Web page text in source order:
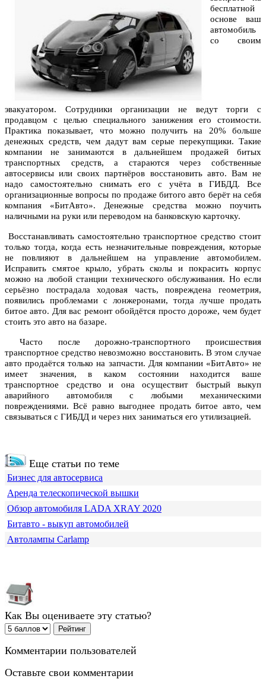
бесплатной
основе ваш
автомобиль
со своим
эвакуатором. Сотрудники организации не ведут торги с
продавцом с целью специального занижения его стоимости.
Практика показывает, что можно получить на 20% больше
денежных средств, чем дадут вам серые перекупщики. Такие
компании не занимаются в дальнейшем продажей битых
транспортных средств, а стараются через собственные
автосервисы или своих партнёров восстановить авто. Вам не
надо самостоятельно снимать его с учёта в ГИБДД. Все
организационные вопросы по продаже битого авто берёт на себя
компания «БитАвто». Денежные средства можно поучить
наличными на руки или переводом на банковскую карточку.
Восстанавливать самостоятельно транспортное средство стоит
только тогда, когда есть незначительные повреждения, которые
не повлияют в дальнейшем на управление автомобилем.
Исправить смятое крыло, убрать сколы и покрасить корпус
можно на любой станции технического обслуживания. Но если
серьёзно пострадала ходовая часть, повреждена геометрия,
появились проблемами с лонжеронами, тогда лучше продать
битое авто. Для вас ремонт обойдётся просто дороже, чем будет
стоить это авто на базаре.
Часто после дорожно-транспортного происшествия
транспортное средство невозможно восстановить. В этом случае
авто продаётся только на запчасти. Для компании «БитАвто» не
имеет значения, в каком состоянии находится ваше
транспортное средство и она осуществит быстрый выкуп
аварийного автомобиля с любыми механическими
повреждениями. Всё равно выгоднее продать битое авто, чем
связываться с ГИБДД и через них заниматься его утилизацией.
Еще статьи по теме
Бизнес для автосервиса
Аренда телескопической вышки
Обзор автомобиля LADA XRAY 2020
Битавто - выкуп автомобилей
Автолампы Carlamp
Как Вы оцениваете эту статью?
Комментарии пользователей
Оставьте свои комментарии